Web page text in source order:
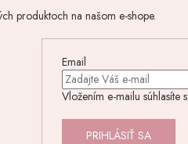
produktoch na našom e-shope.
Email
Vložením e-mailu súhlasíte s
PRIHLÁSIŤ SA